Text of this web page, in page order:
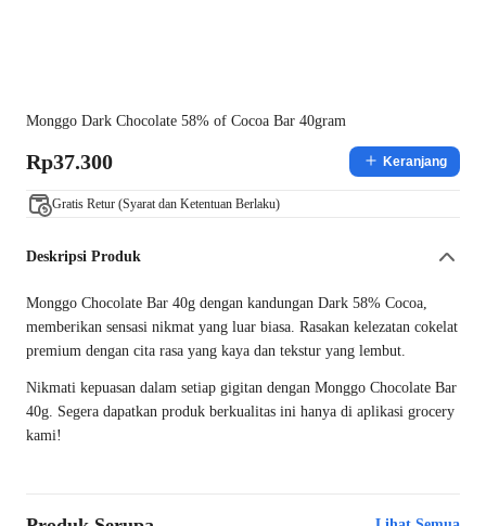
Monggo Dark Chocolate 58% of Cocoa Bar 40gram
Rp37.300 Keranjang
Gratis Retur (Syarat dan Ketentuan Berlaku)
Deskripsi Produk
Monggo Chocolate Bar 40g dengan kandungan Dark 58% Cocoa,
memberikan sensasi nikmat yang luar biasa. Rasakan kelezatan cokelat
premium dengan cita rasa yang kaya dan tekstur yang lembut.
Nikmati kepuasan dalam setiap gigitan dengan Monggo Chocolate Bar
40g. Segera dapatkan produk berkualitas ini hanya di aplikasi grocery
kami!